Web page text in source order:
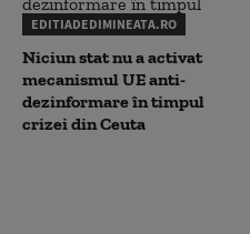
EDITIADEDIMINEATA.RO
Niciun stat nu a activat
mecanismul UE anti-
dezinformare în timpul
crizei din Ceuta